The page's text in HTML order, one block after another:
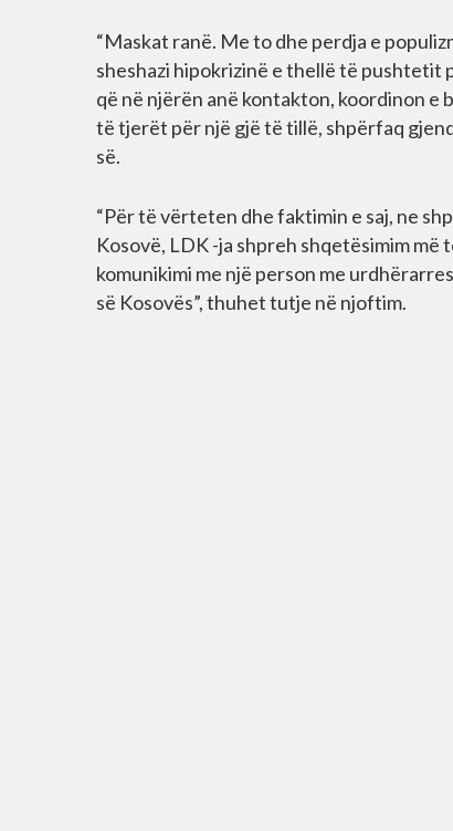
“Maskat ranë. Me to dhe perdja e
sheshazi hipokrizinë e thellë të pushtetit
që në njërën anë kontakton, koordinon e
të tjerët për një gjë të tillë, shpërfaq
së.
“Për të vërteten dhe faktimin e saj, ne
Kosovë, LDK -ja shpreh shqetësimim
komunikimi me një person me
së Kosovës”, thuhet tutje në njoftim.